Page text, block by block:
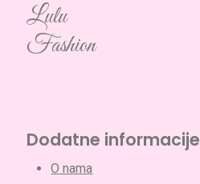
Lulu
Fashion
Dodatne informacije
O nama